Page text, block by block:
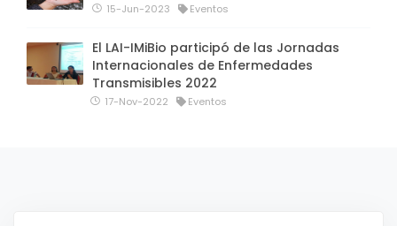
15-Jun-2023 Eventos
El LAI-IMiBio participó de las Jornadas
Internacionales de Enfermedades
Transmisibles 2022
17-Nov-2022 Eventos